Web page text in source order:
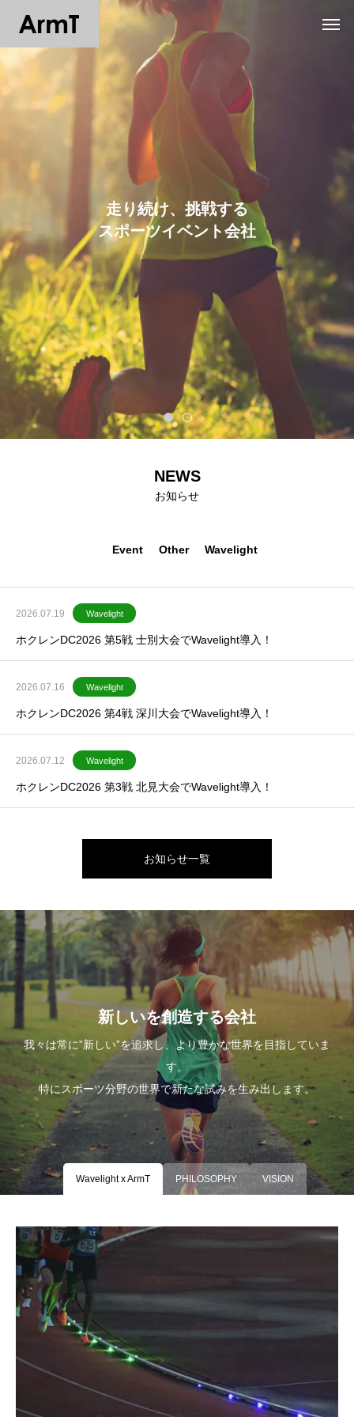
走り続け、挑戦する
スポーツイベント会社
NEWS
お知らせ
Event Other Wavelight
2026.07.19 Wavelight
ホクレンDC2026 第5戦 士別大会でWavelight導入！
2026.07.16 Wavelight
ホクレンDC2026 第4戦 深川大会でWavelight導入！
2026.07.12 Wavelight
ホクレンDC2026 第3戦 北見大会でWavelight導入！
お知らせ一覧
新しいを創造する会社
我々は常に”新しい”を追求し、より豊かな世界を目指していま
す。
特にスポーツ分野の世界で新たな試みを生み出します。
Wavelight x ArmT PHILOSOPHY VISION